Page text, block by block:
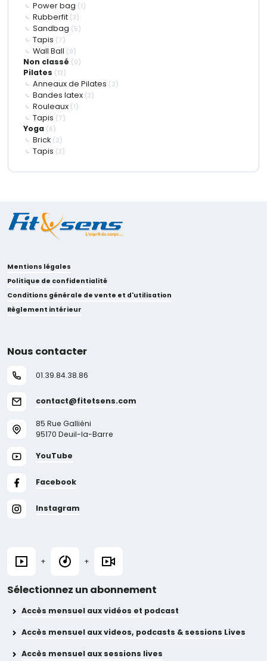
Power bag (1)
Rubberfit (3)
Sandbag (5)
Tapis (7)
Wall Ball (9)
Non classé (0)
Pilates (13)
Anneaux de Pilates (2)
Bandes latex (3)
Rouleaux (1)
Tapis (7)
Yoga (6)
Brick (2)
Tapis (3)
Mentions légales
Politique de confidentialité
Conditions générale de vente et d'utilisation
Règlement intérieur
Nous contacter
01.39.84.38.86
contact@fitetsens.com
85 Rue Galliéni
95170 Deuil-la-Barre
YouTube
Facebook
Instagram
+ +
Sélectionnez un abonnement
Accès mensuel aux vidéos et podcast
Accès mensuel aux videos, podcasts & sessions Lives
Accès mensuel aux sessions lives